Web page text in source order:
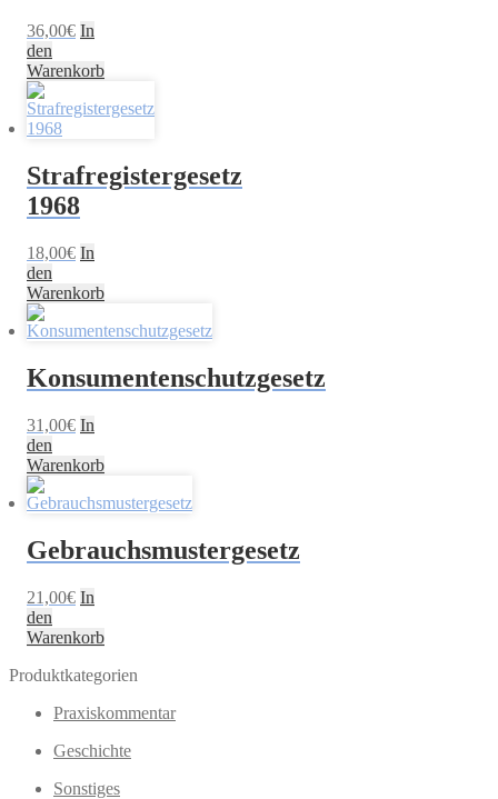
36,00€ In
den
Warenkorb
Strafregistergesetz
1968
18,00€ In
den
Warenkorb
Konsumentenschutzgesetz
31,00€ In
den
Warenkorb
Gebrauchsmustergesetz
21,00€ In
den
Warenkorb
Produktkategorien
Praxiskommentar
Geschichte
Sonstiges